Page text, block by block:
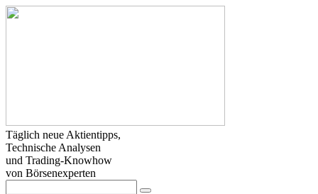
Täglich neue Aktientipps,
Technische Analysen
und Trading-Knowhow
von Börsenexperten